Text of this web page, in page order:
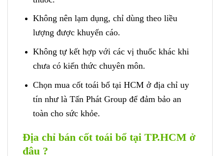
Không nên lạm dụng, chỉ dùng theo liều
lượng được khuyến cáo.
Không tự kết hợp với các vị thuốc khác khi
chưa có kiến thức chuyên môn.
Chọn mua cốt toái bổ tại HCM ở địa chỉ uy
tín như là Tấn Phát Group để đảm bảo an
toàn cho sức khỏe.
Địa chỉ bán cốt toái bổ tại TP.HCM ở
đâu ?